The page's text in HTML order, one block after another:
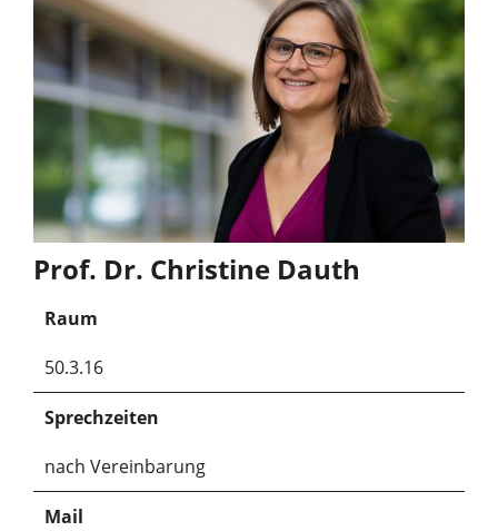
Prof. Dr. Christine Dauth
Raum
50.3.16
Sprechzeiten
nach Vereinbarung
Mail